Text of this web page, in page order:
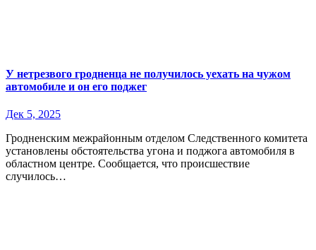
У нетрезвого гродненца не получилось уехать на чужом
автомобиле и он его поджег
Дек 5, 2025
Гродненским межрайонным отделом Следственного комитета
установлены обстоятельства угона и поджога автомобиля в
областном центре. Сообщается, что происшествие
случилось…